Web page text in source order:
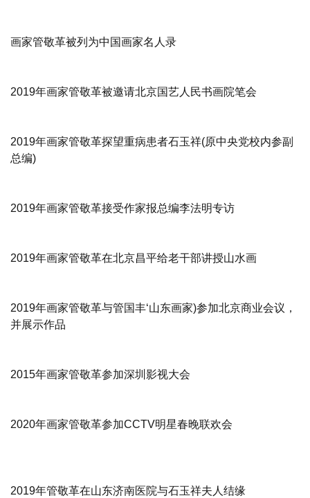
画家管敬革被列为中国画家名人录
2019年画家管敬革被邀请北京国艺人民书画院笔会
2019年画家管敬革探望重病患者石玉祥(原中央党校内参副
总编)
2019年画家管敬革接受作家报总编李法明专访
2019年画家管敬革在北京昌平给老干部讲授山水画
2019年画家管敬革与管国丰‘山东画家)参加北京商业会议，
并展示作品
2015年画家管敬革参加深圳影视大会
2020年画家管敬革参加CCTV明星春晚联欢会
2019年管敬革在山东济南医院与石玉祥夫人结缘